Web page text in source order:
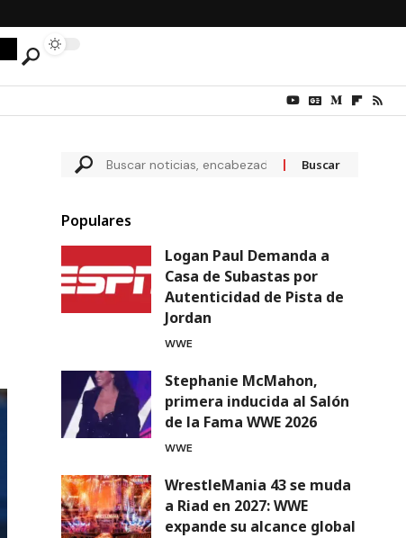
Populares
Logan Paul Demanda a
Casa de Subastas por
Autenticidad de Pista de
Jordan
WWE
Stephanie McMahon,
primera inducida al Salón
de la Fama WWE 2026
WWE
WrestleMania 43 se muda
a Riad en 2027: WWE
expande su alcance global